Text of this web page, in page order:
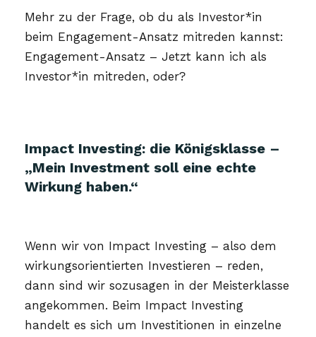
Mehr zu der Frage, ob du als Investor*in
beim Engagement-Ansatz mitreden kannst:
Engagement-Ansatz – Jetzt kann ich als
Investor*in mitreden, oder?
Impact Investing: die Königsklasse –
„Mein Investment soll eine echte
Wirkung haben.“
Wenn wir von Impact Investing – also dem
wirkungsorientierten Investieren – reden,
dann sind wir sozusagen in der Meisterklasse
angekommen. Beim Impact Investing
handelt es sich um Investitionen in einzelne